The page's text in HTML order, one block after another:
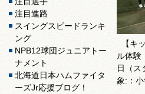
注目進路
スイングスピードランキ
ング
NPB12球団ジュニアトー
ナメント
北海道日本ハムファイタ
ーズJr応援ブログ！
【キ
ル体験
日（ス
象:：小